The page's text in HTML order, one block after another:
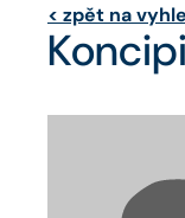
< zpět na